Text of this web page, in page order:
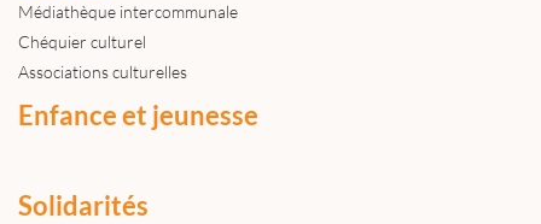
Médiathèque intercommunale
Chéquier culturel
Associations culturelles
Enfance et jeunesse
Solidarités